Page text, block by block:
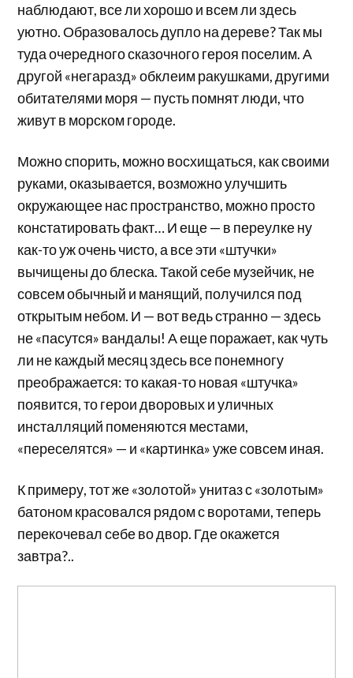
наблюдают, все ли хорошо и всем ли здесь
уютно. Образовалось дупло на дереве? Так мы
туда очередного сказочного героя поселим. А
другой «негаразд» обклеим ракушками, другими
обитателями моря — пусть помнят люди, что
живут в морском городе.
Можно спорить, можно восхищаться, как своими
руками, оказывается, возможно улучшить
окружающее нас пространство, можно просто
констатировать факт… И еще — в переулке ну
как-то уж очень чисто, а все эти «штучки»
вычищены до блеска. Такой себе музейчик, не
совсем обычный и манящий, получился под
открытым небом. И — вот ведь странно — здесь
не «пасутся» вандалы! А еще поражает, как чуть
ли не каждый месяц здесь все понемногу
преображается: то какая-то новая «штучка»
появится, то герои дворовых и уличных
инсталляций поменяются местами,
«переселятся» — и «картинка» уже совсем иная.
К примеру, тот же «золотой» унитаз с «золотым»
батоном красовался рядом с воротами, теперь
перекочевал себе во двор. Где окажется
завтра?..